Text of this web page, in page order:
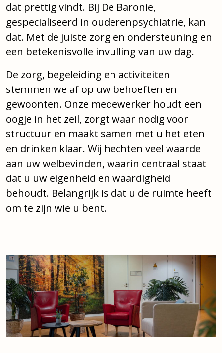
dat prettig vindt. Bij De Baronie,
gespecialiseerd in ouderenpsychiatrie, kan
dat. Met de juiste zorg en ondersteuning en
een betekenisvolle invulling van uw dag.
De zorg, begeleiding en activiteiten
stemmen we af op uw behoeften en
gewoonten. Onze medewerker houdt een
oogje in het zeil, zorgt waar nodig voor
structuur en maakt samen met u het eten
en drinken klaar. Wij hechten veel waarde
aan uw welbevinden, waarin centraal staat
dat u uw eigenheid en waardigheid
behoudt. Belangrijk is dat u de ruimte heeft
om te zijn wie u bent.